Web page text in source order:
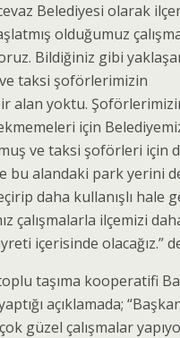
Belediyesi olarak
olduğumuz
Bildiğiniz gibi
taksi şoförlerimizin
alan yoktu.
için
ve taksi şoförleri için
bu alandaki park yerini
daha kullanışlı hale
çalışmalarla ilçemizi
içerisinde olacağız.”
taşıma kooperatifi
açıklamada;
güzel çalışmalar